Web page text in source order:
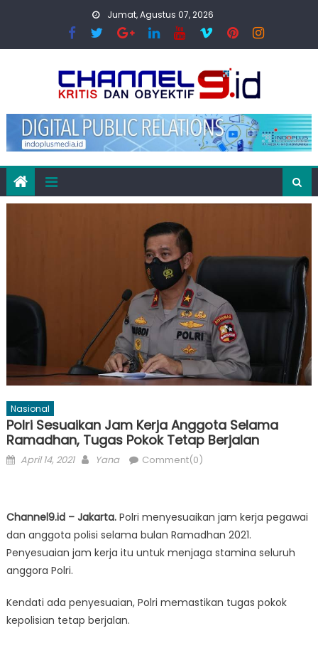
Jumat, Agustus 07, 2026
Nasional
Polri Sesuaikan Jam Kerja Anggota Selama
Ramadhan, Tugas Pokok Tetap Berjalan
Posted
April 14, 2021 Author
Yana Comment(0)
Channel9.id – Jakarta. Polri menyesuaikan jam kerja pegawai
dan anggota polisi selama bulan Ramadhan 2021.
Penyesuaian jam kerja itu untuk menjaga stamina seluruh
anggora Polri.
Kendati ada penyesuaian, Polri memastikan tugas pokok
kepolisian tetap berjalan.